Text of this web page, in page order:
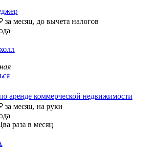
за месяц, до вычета налогов
аренде коммерческой недвижимости
за месяц, на руки
раза в месяц